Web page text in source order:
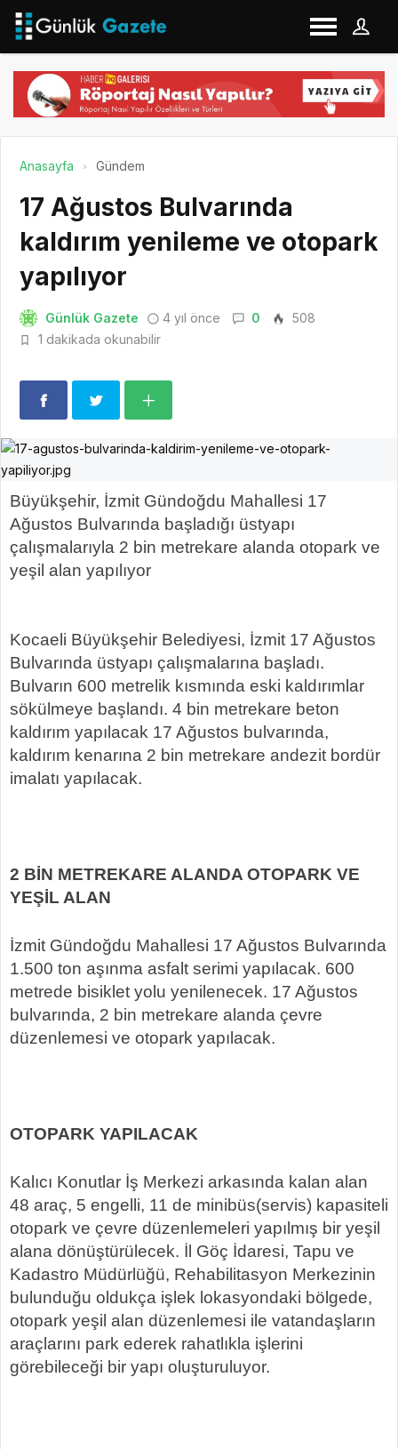
Anasayfa Gündem
17 Ağustos Bulvarında
kaldırım yenileme ve otopark
yapılıyor
Günlük Gazete 4 yıl önce 0
508
1 dakikada okunabilir
Büyükşehir, İzmit Gündoğdu Mahallesi 17
Ağustos Bulvarında başladığı üstyapı
çalışmalarıyla 2 bin metrekare alanda otopark ve
yeşil alan yapılıyor
Kocaeli Büyükşehir Belediyesi, İzmit 17 Ağustos
Bulvarında üstyapı çalışmalarına başladı.
Bulvarın 600 metrelik kısmında eski kaldırımlar
sökülmeye başlandı. 4 bin metrekare beton
kaldırım yapılacak 17 Ağustos bulvarında,
kaldırım kenarına 2 bin metrekare andezit bordür
imalatı yapılacak.
2 BİN METREKARE ALANDA OTOPARK VE
YEŞİL ALAN
İzmit Gündoğdu Mahallesi 17 Ağustos Bulvarında
1.500 ton aşınma asfalt serimi yapılacak. 600
metrede bisiklet yolu yenilenecek. 17 Ağustos
bulvarında, 2 bin metrekare alanda çevre
düzenlemesi ve otopark yapılacak.
OTOPARK YAPILACAK
Kalıcı Konutlar İş Merkezi arkasında kalan alan
48 araç, 5 engelli, 11 de minibüs(servis) kapasiteli
otopark ve çevre düzenlemeleri yapılmış bir yeşil
alana dönüştürülecek. İl Göç İdaresi, Tapu ve
Kadastro Müdürlüğü, Rehabilitasyon Merkezinin
bulunduğu oldukça işlek lokasyondaki bölgede,
otopark yeşil alan düzenlemesi ile vatandaşların
araçlarını park ederek rahatlıkla işlerini
görebileceği bir yapı oluşturuluyor.